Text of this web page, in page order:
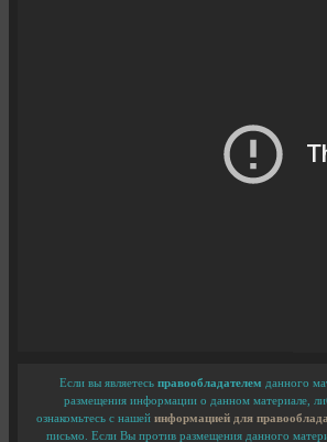
Если вы являетесь правообладателем данного
размещения информации о данном материале,
ознакомьтесь с нашей информацией для
письмо. Если Вы против размещения данного